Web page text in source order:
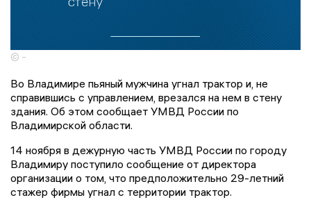
© -
Во Владимире пьяный мужчина угнал трактор и, не
справившись с управлением, врезался на нем в стену
здания. Об этом сообщает УМВД России по
Владимирской области.
14 ноября в дежурную часть УМВД России по городу
Владимиру поступило сообщение от директора
организации о том, что предположительно 29-летний
стажер фирмы угнал с территории трактор.